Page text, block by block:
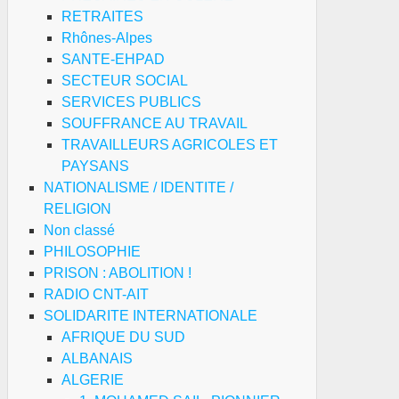
RETRAITES
Rhônes-Alpes
SANTE-EHPAD
SECTEUR SOCIAL
SERVICES PUBLICS
SOUFFRANCE AU TRAVAIL
TRAVAILLEURS AGRICOLES ET
PAYSANS
NATIONALISME / IDENTITE /
RELIGION
Non classé
PHILOSOPHIE
PRISON : ABOLITION !
RADIO CNT-AIT
SOLIDARITE INTERNATIONALE
AFRIQUE DU SUD
ALBANAIS
ALGERIE